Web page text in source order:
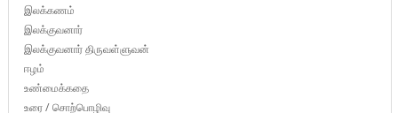
இலக்கணம்
இலக்குவனார்
இலக்குவனார் திருவள்ளுவன்
ஈழம்
உண்மைக்கதை
உரை / சொற்பொழிவு